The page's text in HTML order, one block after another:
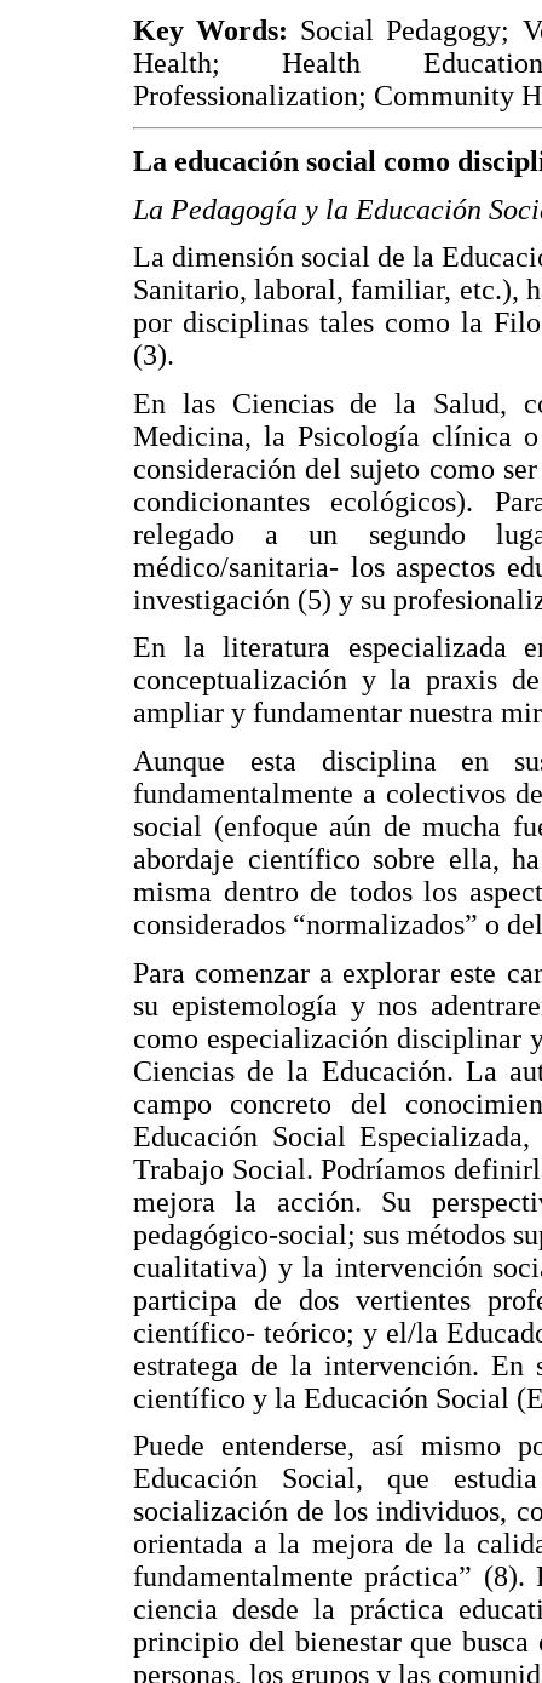
Key Words: Social Pedagogy;
Health; Health
Professionalization; Community
La educación social como
La Pedagogía y la Educación
La dimensión social de la
Sanitario, laboral, familiar, etc.),
por disciplinas tales como la
(3).
En las Ciencias de la Salud,
Medicina, la Psicología clínica
consideración del sujeto como
condicionantes ecológicos).
relegado a un segundo
médico/sanitaria- los aspectos
investigación (5) y su
En la literatura especializada
conceptualización y la praxis
ampliar y fundamentar nuestra
Aunque esta disciplina en
fundamentalmente a colectivos
social (enfoque aún de mucha
abordaje científico sobre ella,
misma dentro de todos los
considerados “normalizados” o
Para comenzar a explorar este
su epistemología y nos
como especialización disciplinar
Ciencias de la Educación. La
campo concreto del
Educación Social
Trabajo Social. Podríamos
mejora la acción. Su
pedagógico-social; sus métodos
cualitativa) y la intervención
participa de dos vertientes
científico- teórico; y el/la
estratega de la intervención. En
científico y la Educación Social
Puede entenderse, así
Educación Social, que
socialización de los individuos,
orientada a la mejora de la
fundamentalmente práctica”
ciencia desde la práctica
principio del bienestar que
personas, los grupos y las